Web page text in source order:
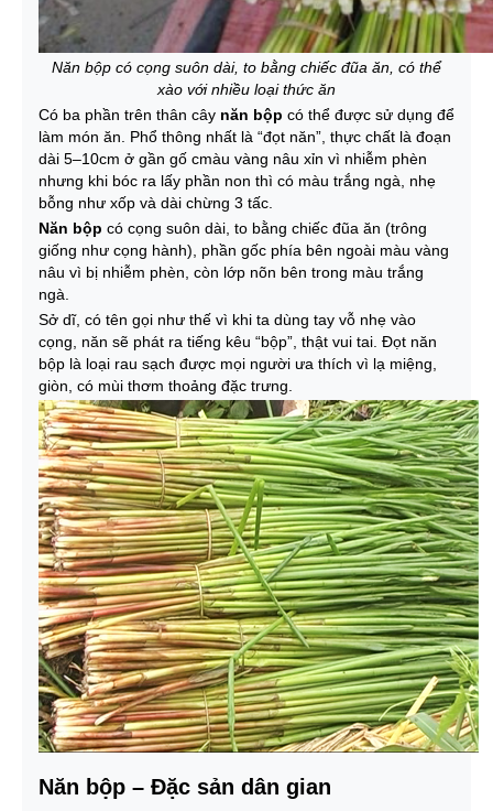
Năn bộp có cọng suôn dài, to bằng chiếc đũa ăn, có thể
xào với nhiều loại thức ăn
Có ba phần trên thân cây năn bộp có thể được sử dụng để
làm món ăn. Phổ thông nhất là “đọt năn”, thực chất là đoạn
dài 5–10cm ở gần gố cmàu vàng nâu xỉn vì nhiễm phèn
nhưng khi bóc ra lấy phần non thì có màu trắng ngà, nhẹ
bỗng như xốp và dài chừng 3 tấc.
Năn bộp có cọng suôn dài, to bằng chiếc đũa ăn (trông
giống như cọng hành), phần gốc phía bên ngoài màu vàng
nâu vì bị nhiễm phèn, còn lớp nõn bên trong màu trắng
ngà.
Sở dĩ, có tên gọi như thế vì khi ta dùng tay vỗ nhẹ vào
cọng, năn sẽ phát ra tiếng kêu “bộp”, thật vui tai. Đọt năn
bộp là loại rau sạch được mọi người ưa thích vì lạ miệng,
giòn, có mùi thơm thoảng đặc trưng.
Năn bộp – Đặc sản dân gian